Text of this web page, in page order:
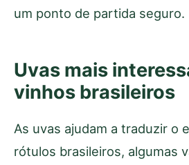
um ponto de partida seguro.
Uvas mais
vinhos brasileiros
As uvas ajudam a traduzir o
rótulos brasileiros, algumas